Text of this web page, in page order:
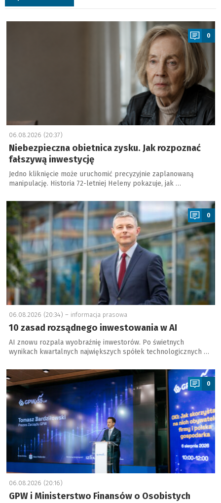
a
0
06.08.2026 (20:37)
Niebezpieczna obietnica zysku. Jak rozpoznać
fałszywą inwestycję
Jedno kliknięcie może uruchomić precyzyjnie zaplanowaną
manipulację. Historia 72-letniej Heleny pokazuje, jak …
a
0
06.08.2026 (20:34) – informacja prasowa
10 zasad rozsądnego inwestowania w AI
AI znowu rozpala wyobraźnię inwestorów. Po świetnych
wynikach kwartalnych największych spółek technologicznych …
a
0
06.08.2026 (20:16)
GPW i Ministerstwo Finansów o Osobistych